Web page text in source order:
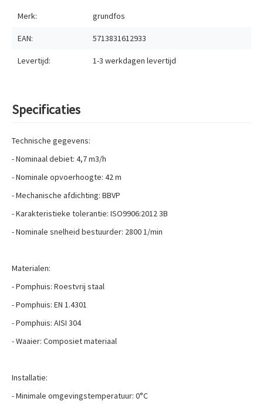
Merk: grundfos
EAN: 5713831612933
Levertijd: 1-3 werkdagen levertijd
Specificaties
Technische gegevens:
- Nominaal debiet: 4,7 m3/h
- Nominale opvoerhoogte: 42 m
- Mechanische afdichting: BBVP
- Karakteristieke tolerantie: ISO9906:2012 3B
- Nominale snelheid bestuurder: 2800 1/min
Materialen:
- Pomphuis: Roestvrij staal
- Pomphuis: EN 1.4301
- Pomphuis: AISI 304
- Waaier: Composiet materiaal
Installatie:
- Minimale omgevingstemperatuur: 0°C